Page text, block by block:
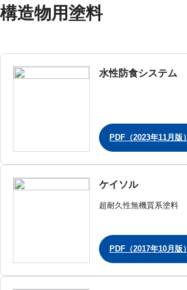
構造物用塗料
水性防食システム
PDF（2023年11月版）
ケイソル
超耐久性無機質系塗料
PDF（2017年10月版）